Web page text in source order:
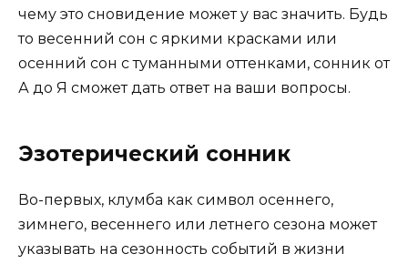
чему это сновидение может у вас значить. Будь
то весенний сон с яркими красками или
осенний сон с туманными оттенками, сонник от
А до Я сможет дать ответ на ваши вопросы.
Эзотерический сонник
Во-первых, клумба как символ осеннего,
зимнего, весеннего или летнего сезона может
указывать на сезонность событий в жизни